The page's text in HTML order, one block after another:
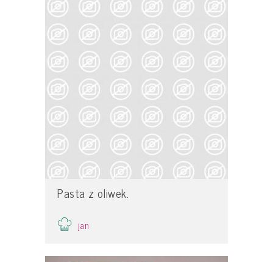
Pasta z oliwek.
jan